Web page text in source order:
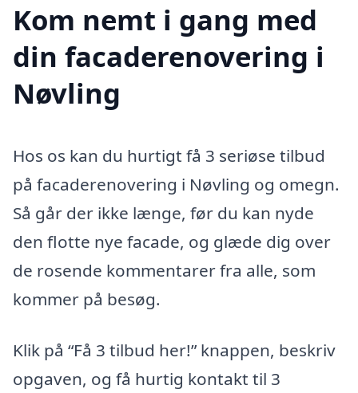
Kom nemt i gang med
din facaderenovering i
Nøvling
Hos os kan du hurtigt få 3 seriøse tilbud
på facaderenovering i Nøvling og omegn.
Så går der ikke længe, før du kan nyde
den flotte nye facade, og glæde dig over
de rosende kommentarer fra alle, som
kommer på besøg.
Klik på “Få 3 tilbud her!” knappen, beskriv
opgaven, og få hurtig kontakt til 3